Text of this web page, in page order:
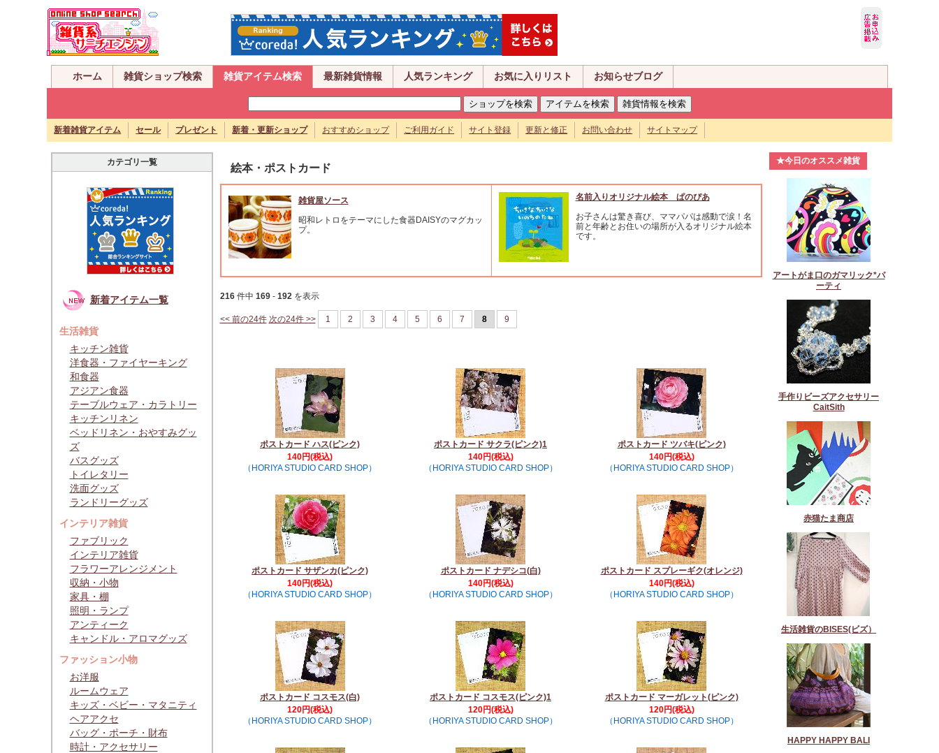
ホーム 雑貨ショップ検索 雑貨アイテム検索 最新雑貨情報 人気ランキング お気に入りリスト お知らせブログ
新着雑貨アイテム セール プレゼント 新着・更新ショップ おすすめショップ ご利用ガイド サイト登録 更新と修正 お問い合わせ サイトマップ
カテゴリ一覧
新着アイテム一覧
生活雑貨
キッチン雑貨
洋食器・ファイヤーキング
和食器
アジアン食器
テーブルウェア・カラトリー
キッチンリネン
ベッドリネン・おやすみグッ
ズ
バスグッズ
トイレタリー
洗面グッズ
ランドリーグッズ
インテリア雑貨
ファブリック
インテリア雑貨
フラワーアレンジメント
収納・小物
家具・棚
照明・ランプ
アンティーク
キャンドル・アロマグッズ
ファッション小物
お洋服
ルームウェア
キッズ・ベビー・マタニティ
ヘアアクセ
バッグ・ポーチ・財布
時計・アクセサリー
絵本・ポストカード
雑貨屋ソース
昭和レトロをテーマにした食器DAISYのマグカッ
プ。
名前入りオリジナル絵本 ぱのぴあ
お子さんは驚き喜び、ママパパは感動で涙！名
前と年齢とお住いの場所が入るオリジナル絵本
です。
216件中 169- 192を表示
<< 前の24件 次の24件 >> 1 2 3 4 5 6 7 8 9
ポストカード ハス(ピンク)
140円(税込)
（HORIYA STUDIO CARD SHOP）
ポストカード サクラ(ピンク)1
140円(税込)
（HORIYA STUDIO CARD SHOP）
ポストカード ツバキ(ピンク)
140円(税込)
（HORIYA STUDIO CARD SHOP）
ポストカード サザンカ(ピンク)
140円(税込)
（HORIYA STUDIO CARD SHOP）
ポストカード ナデシコ(白)
140円(税込)
（HORIYA STUDIO CARD SHOP）
ポストカード スプレーギク(オレンジ)
140円(税込)
（HORIYA STUDIO CARD SHOP）
ポストカード コスモス(白)
120円(税込)
（HORIYA STUDIO CARD SHOP）
ポストカード コスモス(ピンク)1
120円(税込)
（HORIYA STUDIO CARD SHOP）
ポストカード マーガレット(ピンク)
120円(税込)
（HORIYA STUDIO CARD SHOP）
★今日のオススメ雑貨
アートがま口のガマリック*パ
ーティ
手作りビーズアクセサリー
CaitSith
赤猫たま商店
生活雑貨のBISES(ビズ）
HAPPY HAPPY BALI